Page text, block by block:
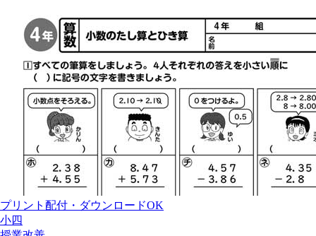
プリント配付・ダウンロードOK
小四